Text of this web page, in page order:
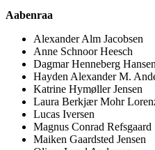
Aabenraa
Alexander Alm Jacobsen
Anne Schnoor Heesch
Dagmar Henneberg Hansen
Hayden Alexander M.
Katrine Hymøller Jensen
Laura Berkjær Mohr
Lucas Iversen
Magnus Conrad Refsgaard
Maiken Gaardsted Jensen